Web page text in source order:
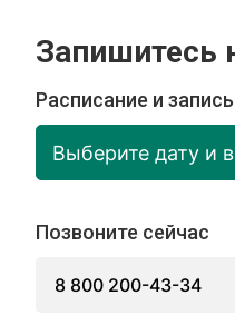
Запишитесь
Расписание и запись
Выберите дату и
Позвоните сейчас
8 800 200-43-34